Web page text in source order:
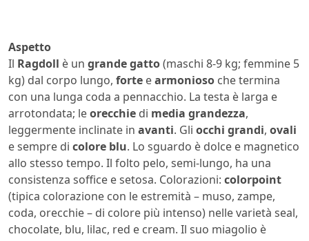
Aspetto
Il Ragdoll è un grande gatto(maschi 8-9 kg; femmine 5
kg) dal corpo lungo, forte earmonioso che termina
con una lunga coda a pennacchio. La testa è larga e
arrotondata; leorecchie di media grandezza,
leggermente inclinate in avanti. Gli occhi grandi, ovali
e sempre di colore blu. Lo sguardo è dolce e magnetico
allo stesso tempo. Il folto pelo, semi-lungo, ha una
consistenza soffice e setosa. Colorazioni: colorpoint
(tipica colorazione con le estremità – muso, zampe,
coda, orecchie – di colore più intenso) nelle varietà seal,
chocolate, blu, lilac, red e cream. Il suo miagolio è